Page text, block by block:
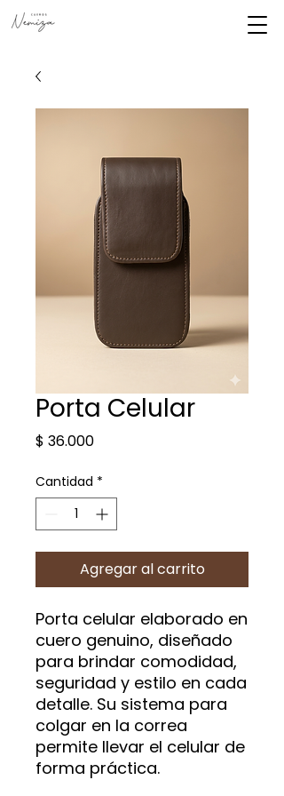
Porta Celular
$ 36.000Precio
Cantidad *
Agregar al carrito
Porta celular elaborado en
cuero genuino, diseñado
para brindar comodidad,
seguridad y estilo en cada
detalle. Su sistema para
colgar en la correa
permite llevar el celular de
forma práctica.